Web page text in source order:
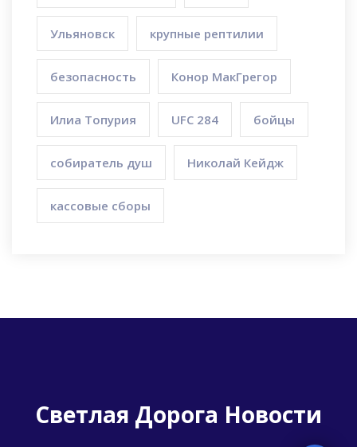
Ульяновск крупные рептилии
безопасность Конор МакГрегор
Илиа Топурия UFC 284 бойцы
собиратель душ Николай Кейдж
кассовые сборы
Светлая Дорога Новости